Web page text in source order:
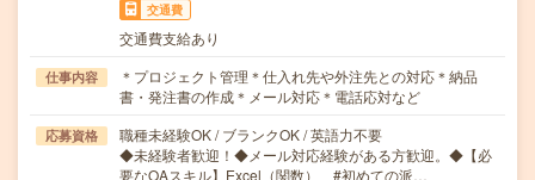
交通費
交通費支給あり
仕事内容
＊プロジェクト管理＊仕入れ先や外注先との対応＊納品
書・発注書の作成＊メール対応＊電話応対など
応募資格
職種未経験OK / ブランクOK / 英語力不要
◆未経験者歓迎！◆メール対応経験がある方歓迎。◆【必
要なOAスキル】Excel（関数） #初めての派…